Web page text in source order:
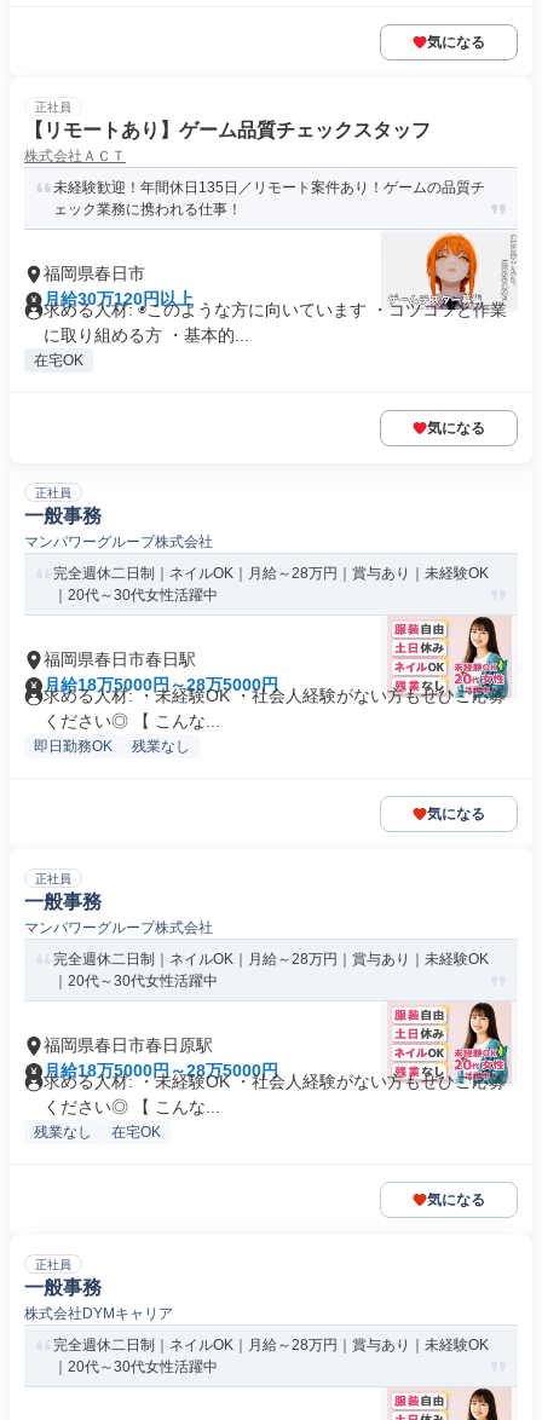
気になる
正社員
【リモートあり】ゲーム品質チェックスタッフ
株式会社ＡＣＴ
未経験歓迎！年間休日135日／リモート案件あり！ゲームの品質チ
ェック業務に携われる仕事！
福岡県春日市
月給30万120円以上
求める人材: ◉このような方に向いています ・コツコツと作業
に取り組める方 ・基本的...
在宅OK
気になる
正社員
一般事務
マンパワーグループ株式会社
完全週休二日制｜ネイルOK｜月給～28万円｜賞与あり｜未経験OK
｜20代～30代女性活躍中
福岡県春日市春日駅
月給18万5000円～28万5000円
求める人材: ・未経験OK ・社会人経験がない方もぜひご応募
ください◎ 【 こんな...
即日勤務OK 残業なし
気になる
正社員
一般事務
マンパワーグループ株式会社
完全週休二日制｜ネイルOK｜月給～28万円｜賞与あり｜未経験OK
｜20代～30代女性活躍中
福岡県春日市春日原駅
月給18万5000円～28万5000円
求める人材: ・未経験OK ・社会人経験がない方もぜひご応募
ください◎ 【 こんな...
残業なし 在宅OK
気になる
正社員
一般事務
株式会社DYMキャリア
完全週休二日制｜ネイルOK｜月給～28万円｜賞与あり｜未経験OK
｜20代～30代女性活躍中